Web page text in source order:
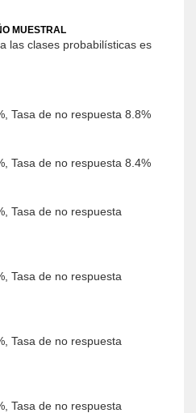
MUESTRAL
las clases probabilísticas es
Tasa de no respuesta 8.8%
Tasa de no respuesta 8.4%
Tasa de no respuesta
Tasa de no respuesta
Tasa de no respuesta
Tasa de no respuesta